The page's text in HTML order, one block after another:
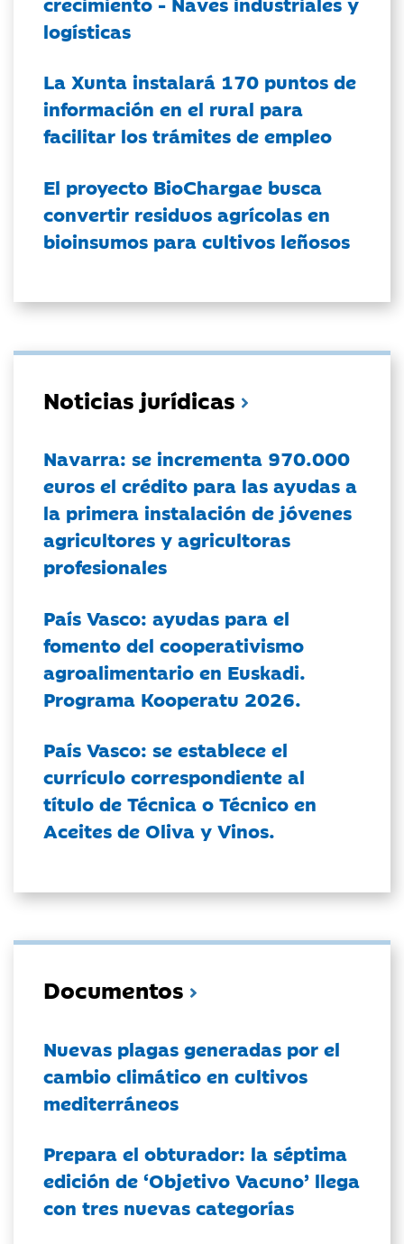
logísticas
La Xunta instalará 170 puntos de
información en el rural para
facilitar los trámites de empleo
El proyecto BioChargae busca
convertir residuos agrícolas en
bioinsumos para cultivos leñosos
Noticias jurídicas
Navarra: se incrementa 970.000
euros el crédito para las ayudas a
la primera instalación de jóvenes
agricultores y agricultoras
profesionales
País Vasco: ayudas para el
fomento del cooperativismo
agroalimentario en Euskadi.
Programa Kooperatu 2026.
País Vasco: se establece el
currículo correspondiente al
título de Técnica o Técnico en
Aceites de Oliva y Vinos.
Documentos
Nuevas plagas generadas por el
cambio climático en cultivos
mediterráneos
Prepara el obturador: la séptima
edición de ‘Objetivo Vacuno’ llega
con tres nuevas categorías